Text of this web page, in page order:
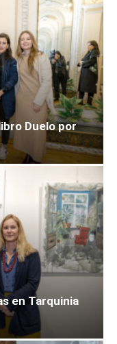
Duelo por
en Tarquinia